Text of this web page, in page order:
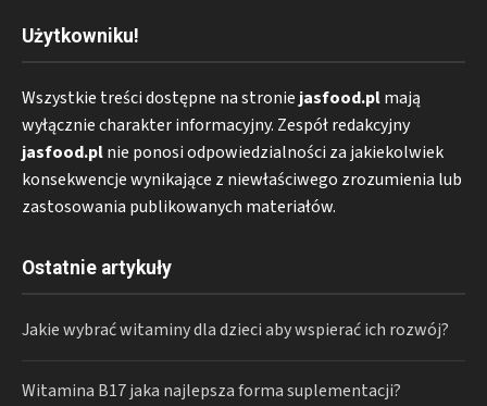
Użytkowniku!
Wszystkie treści dostępne na stronie jasfood.plmają
wyłącznie charakter informacyjny. Zespół redakcyjny
jasfood.plnie ponosi odpowiedzialności za jakiekolwiek
konsekwencje wynikające z niewłaściwego zrozumienia lub
zastosowania publikowanych materiałów.
Ostatnie artykuły
Jakie wybrać witaminy dla dzieci aby wspierać ich rozwój?
Witamina B17 jaka najlepsza forma suplementacji?